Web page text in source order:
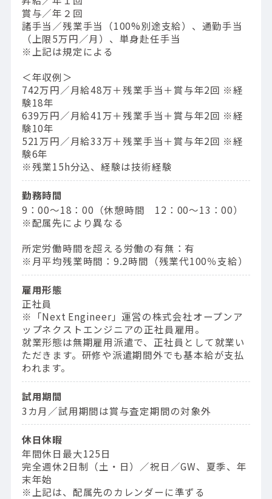
賞与／年２回
諸手当／残業手当（100%別途支給）、通勤手当
（上限5万円／月）、単身赴任手当
※上記は規定による
＜年収例＞
742万円／⽉給48万＋残業⼿当＋賞与年2回 ※経
験18年
639万円／⽉給41万＋残業⼿当＋賞与年2回 ※経
験10年
521万円／⽉給33万＋残業⼿当＋賞与年2回 ※経
験6年
※残業15h分込、経験は技術経験
勤務時間
9：00〜18：00（休憩時間 12：00〜13：00）
※配属先により異なる
所定労働時間を超える労働の有無：有
※月平均残業時間：9.2時間（残業代100％支給）
雇用形態
正社員
※「Next Engineer」運営の株式会社オープンア
ップネクストエンジニアの正社員雇用。
就業形態は無期雇用派遣で、正社員として就業い
ただきます。研修や派遣期間外でも基本給が支払
われます。
試用期間
3カ月／試用期間は賞与査定期間の対象外
休日休暇
年間休日最大125日
完全週休2日制（土・日）／祝日／GW、夏季、年
末年始
※上記は、配属先のカレンダーに準ずる